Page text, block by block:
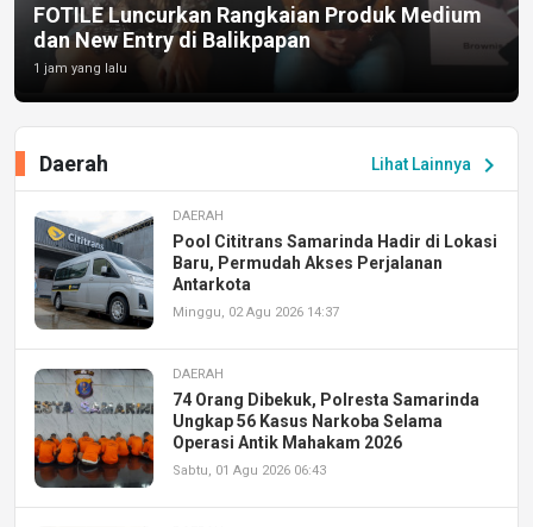
FOTILE Luncurkan Rangkaian Produk Medium
dan New Entry di Balikpapan
1 jam yang lalu
Lihat Lainnya chevron_right
Daerah
DAERAH
Pool Cititrans Samarinda Hadir di Lokasi
Baru, Permudah Akses Perjalanan
Antarkota
Minggu, 02 Agu 2026 14:37
DAERAH
74 Orang Dibekuk, Polresta Samarinda
Ungkap 56 Kasus Narkoba Selama
Operasi Antik Mahakam 2026
Sabtu, 01 Agu 2026 06:43